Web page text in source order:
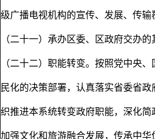
级广播电视机构的宣传、发展、传输
（二十一）承办区委、区政府交办的
（二十二）职能转变。按照党中央
民化的决策部署，认真落实省委省
织推进本系统转变政府职能，深化简
加强文化和旅游融合发展，传承中